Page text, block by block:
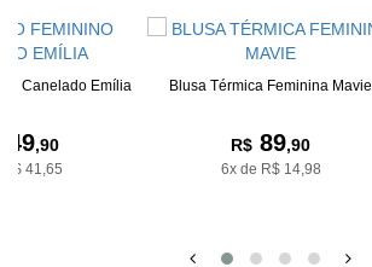
Canelado Emília
,90
41,65
Blusa Térmica Feminina Mavie
R$ 89,90
6x de R$ 14,98